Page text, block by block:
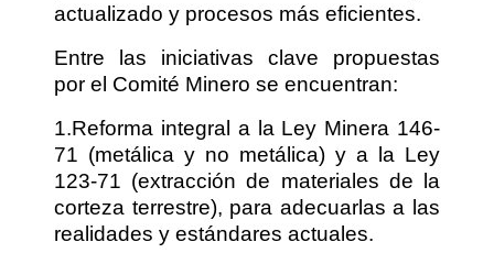
actualizado y procesos más eficientes.
Entre las iniciativas clave propuestas
por el Comité Minero se encuentran:
1.Reforma integral a la Ley Minera 146-
71 (metálica y no metálica) y a la Ley
123-71 (extracción de materiales de la
corteza terrestre), para adecuarlas a las
realidades y estándares actuales.